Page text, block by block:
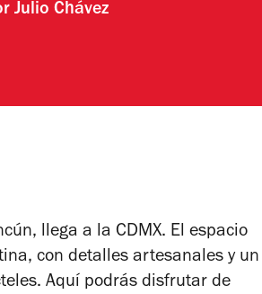
Julio Chávez
llega a la CDMX. El espacio
con detalles artesanales y un
Aquí podrás disfrutar de